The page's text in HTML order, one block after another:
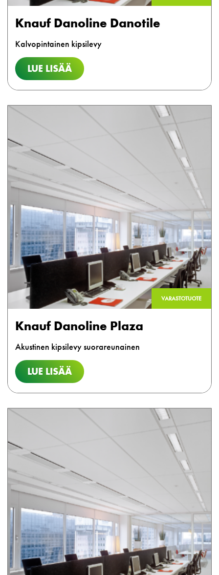
Knauf Danoline Danotile
Kalvopintainen kipsilevy
LUE LISÄÄ
VARASTOTUOTE
Knauf Danoline Plaza
Akustinen kipsilevy suorareunainen
LUE LISÄÄ